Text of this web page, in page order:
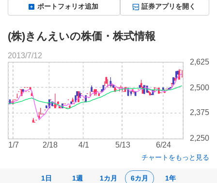
ポートフォリオ追加 証券アプリを開く
(株)きんえいの株価・株式情報
1日 1週 1カ月 6カ月 1年
2,250
2,375
2,500
2,625
1/7 2/18 4/1 5/13 6/24
2013/7/12
チャートをもっと見る